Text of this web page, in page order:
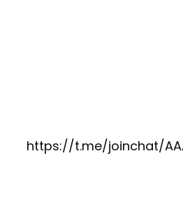
https://t.me/joinchat/